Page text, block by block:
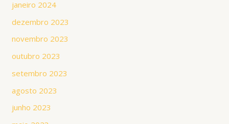
janeiro 2024
dezembro 2023
novembro 2023
outubro 2023
setembro 2023
agosto 2023
junho 2023